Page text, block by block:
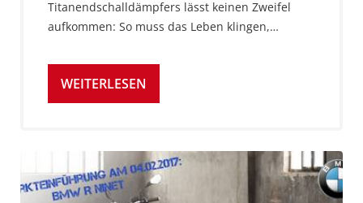
Titanendschalldämpfers lässt keinen Zweifel
aufkommen: So muss das Leben klingen,…
WEITERLESEN